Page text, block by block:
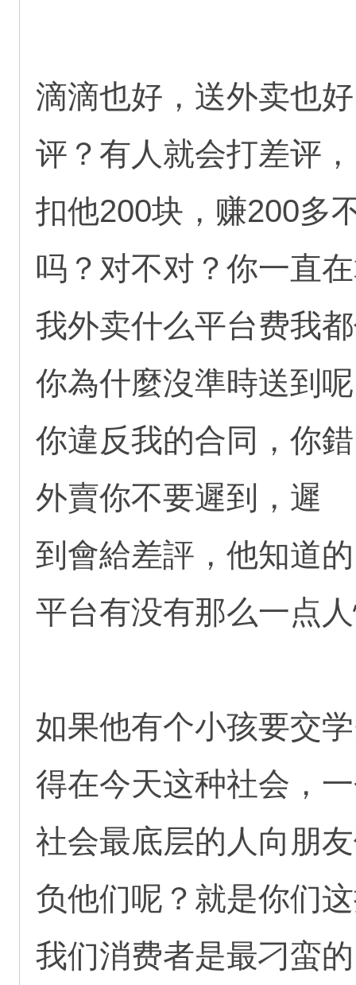
滴滴也好，送外卖也
评？有人就会打差评，
扣他200块，赚200多
吗？对不对？你一直
我外卖什么平台费我
你為什麼沒準時送到
你違反我的合同，你
外賣你不要遲到，遲
到會給差評，他知道
平台有没有那么一点
如果他有个小孩要交
得在今天这种社会，
社会最底层的人向朋
负他们呢？就是你们
我们消费者是最刁蛮